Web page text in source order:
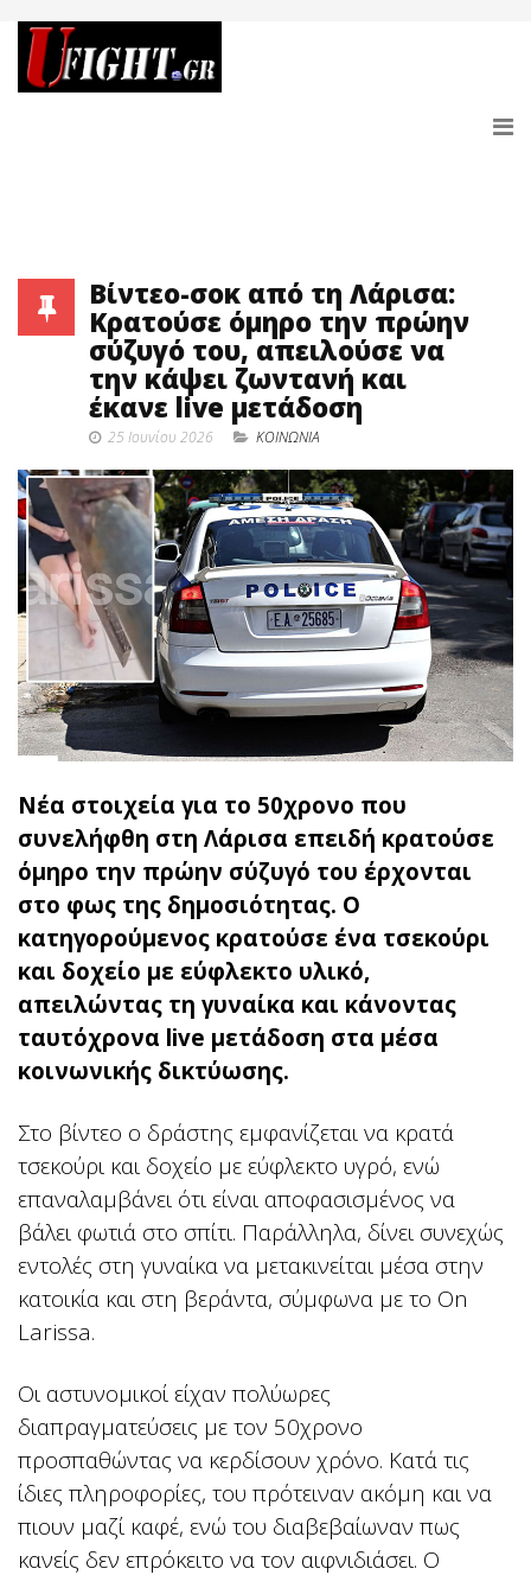
Βίντεο-σοκ από τη Λάρισα:
Κρατούσε όμηρο την πρώην
σύζυγό του, απειλούσε να
την κάψει ζωντανή και
έκανε live μετάδοση
25 Ιουνίου 2026 ΚΟΙΝΩΝΙΑ
Νέα στοιχεία για το 50χρονο που
συνελήφθη στη Λάρισα επειδή κρατούσε
όμηρο την πρώην σύζυγό του έρχονται
στο φως της δημοσιότητας. Ο
κατηγορούμενος κρατούσε ένα τσεκούρι
και δοχείο με εύφλεκτο υλικό,
απειλώντας τη γυναίκα και κάνοντας
ταυτόχρονα live μετάδοση στα μέσα
κοινωνικής δικτύωσης.
Στο βίντεο ο δράστης εμφανίζεται να κρατά
τσεκούρι και δοχείο με εύφλεκτο υγρό, ενώ
επαναλαμβάνει ότι είναι αποφασισμένος να
βάλει φωτιά στο σπίτι. Παράλληλα, δίνει συνεχώς
εντολές στη γυναίκα να μετακινείται μέσα στην
κατοικία και στη βεράντα, σύμφωνα με το On
Larissa.
Οι αστυνομικοί είχαν πολύωρες
διαπραγματεύσεις με τον 50χρονο
προσπαθώντας να κερδίσουν χρόνο. Κατά τις
ίδιες πληροφορίες, του πρότειναν ακόμη και να
πιουν μαζί καφέ, ενώ του διαβεβαίωναν πως
κανείς δεν επρόκειτο να τον αιφνιδιάσει. Ο